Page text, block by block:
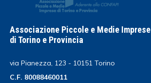
Associazione Piccole e Medie Imprese
di Torino e Provincia
via Pianezza, 123 - 10151 Torino
C.F. 80088460011